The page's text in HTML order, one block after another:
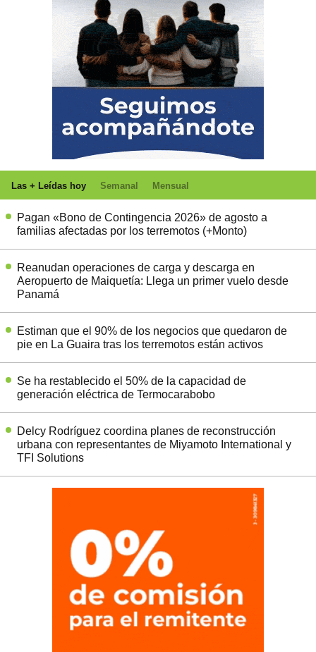
Las + Leídas hoy Semanal Mensual
Pagan «Bono de Contingencia 2026» de agosto a
familias afectadas por los terremotos (+Monto)
Reanudan operaciones de carga y descarga en
Aeropuerto de Maiquetía: Llega un primer vuelo desde
Panamá
Estiman que el 90% de los negocios que quedaron de
pie en La Guaira tras los terremotos están activos
Se ha restablecido el 50% de la capacidad de
generación eléctrica de Termocarabobo
Delcy Rodríguez coordina planes de reconstrucción
urbana con representantes de Miyamoto International y
TFI Solutions